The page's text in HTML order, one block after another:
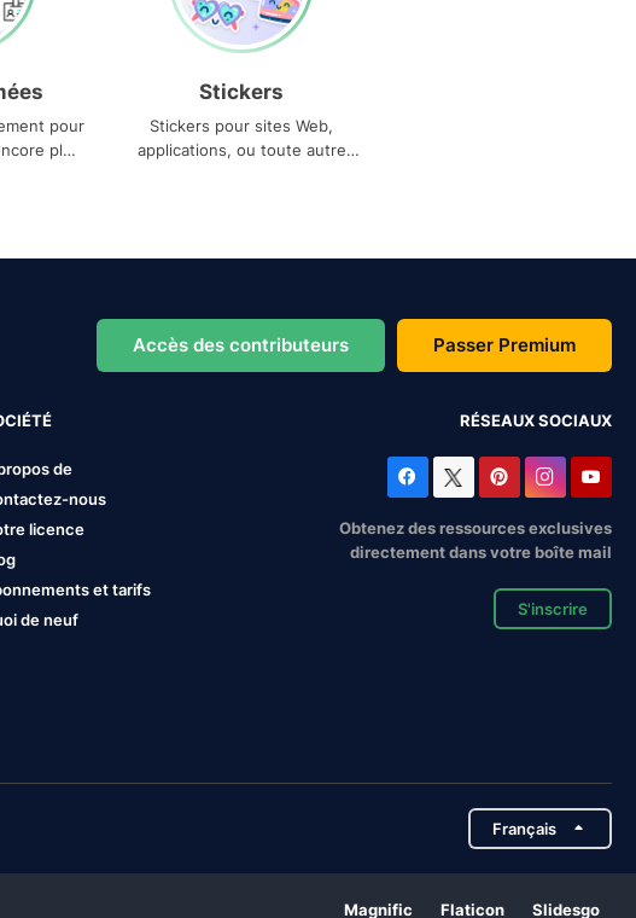
pour
plus
Stickers
Stickers pour sites Web,
applications, ou toute autre
Accès des contributeurs Passer Premium
de
nous
licence
et tarifs
de neuf
RÉSEAUX SOCIAUX
Obtenez des ressources exclusives
directement dans votre boîte mail
S'inscrire
Français
Magnific Flaticon Slidesgo